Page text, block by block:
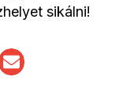
sikálni!